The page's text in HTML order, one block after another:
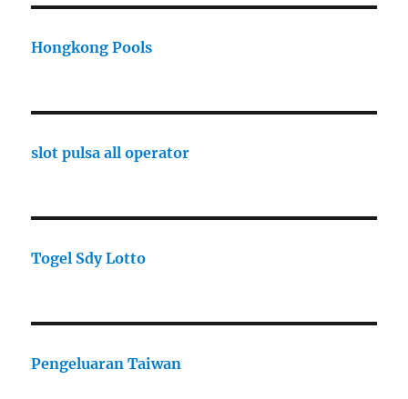
Hongkong Pools
slot pulsa all operator
Togel Sdy Lotto
Pengeluaran Taiwan